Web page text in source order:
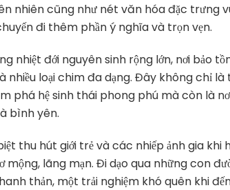
nhiên cũng như nét văn hóa đặc trưng
đi thêm phần ý nghĩa và trọn vẹn.
nhiệt đới nguyên sinh rộng lớn, nơi bảo
nhiều loại chim đa dạng. Đây không chỉ
phá hệ sinh thái phong phú mà còn là
bình yên.
thu hút giới trẻ và các nhiếp ảnh gia
lãng mạn. Đi dạo qua những con
thản, một trải nghiệm khó quên khi